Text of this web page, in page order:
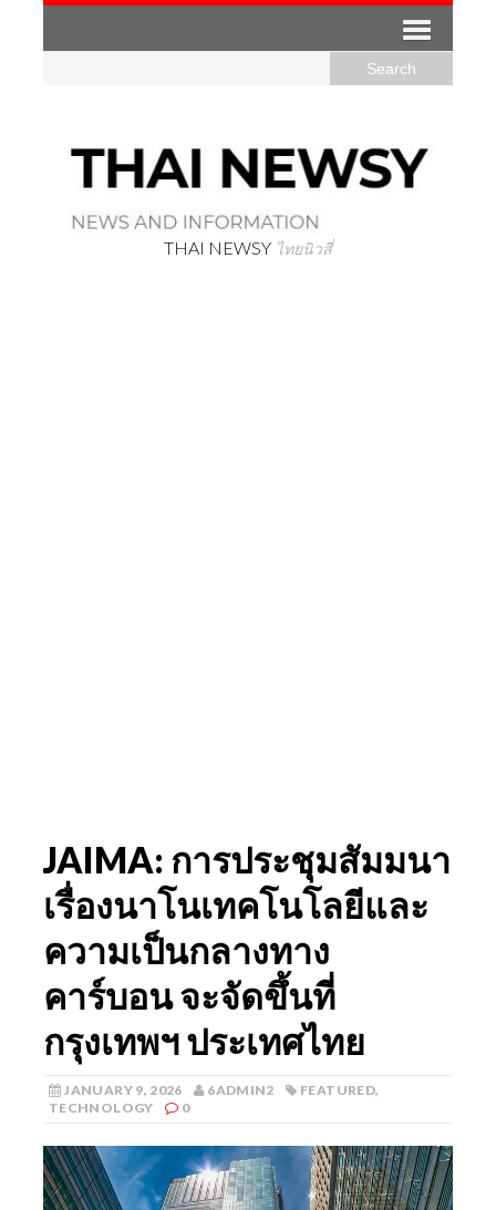
THAI NEWSY ไทยนิวสี่
JAIMA: การประชุมสัมมนา
เรื่องนาโนเทคโนโลยีและ
ความเป็นกลางทาง
คาร์บอน จะจัดขึ้นที่
กรุงเทพฯ ประเทศไทย
JANUARY 9, 2026 6ADMIN2 FEATURED,
TECHNOLOGY
0